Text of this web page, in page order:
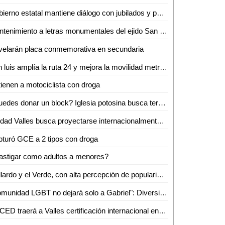
Gobierno estatal mantiene diálogo con jubilados y pensionados
Mantenimiento a letras monumentales del ejido San Marcos
placa conmemorativa en secundaria
San luis amplía la ruta 24 y mejora la movilidad metropolitana
a motociclista con droga
¿Puedes donar un block? Iglesia potosina busca terminar su centro administrativo en Valles
Ciudad Valles busca proyectarse internacionalmente con evento de ganado Brahman
GCE a 2 tipos con droga
como adultos a menores?
Gallardo y el Verde, con alta percepción de popularidad en SLP: Roy Campos
"Comunidad LGBT no dejará solo a Gabriel": Diversidad e Igualdad alza la voz por su asesinato
ERCED traerá a Valles certificación internacional en reanimación cardiopulmonar